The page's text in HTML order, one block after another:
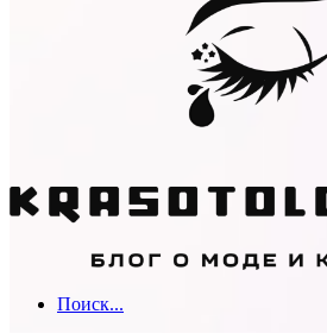
Поиск...